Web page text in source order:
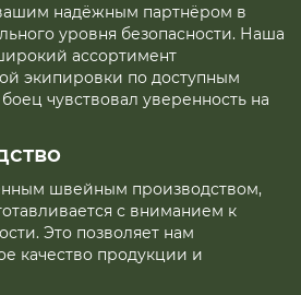
надёжным партнёром в
уровня безопасности. Наша
ассортимент
экипировки по доступным
чувствовал уверенность на
швейным производством,
с вниманием к
Это позволяет нам
качество продукции и